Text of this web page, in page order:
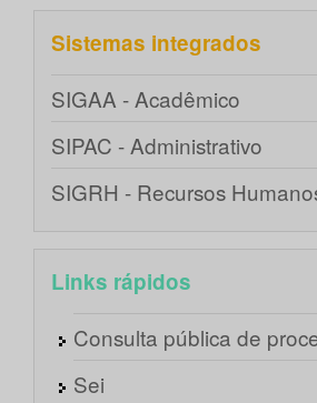
Sistemas integrados
SIGAA - Acadêmico
SIPAC - Administrativo
SIGRH - Recursos
Links rápidos
Consulta pública de
Sei